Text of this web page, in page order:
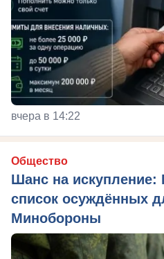
вчера в 14:22
Общество
Шанс на искупление:
список осуждённых
Минобороны